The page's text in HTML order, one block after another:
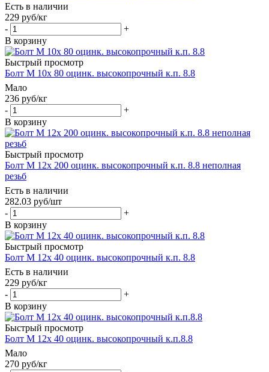
Есть в наличии
229 руб/кг
-
+
В корзину
Быстрый просмотр
Болт М 10х 80 оцинк. высокопрочный к.п. 8.8
Мало
236 руб/кг
-
+
В корзину
Быстрый просмотр
Болт М 12х 200 оцинк. высокопрочный к.п. 8.8 неполная
резьб
Есть в наличии
282.03 руб/шт
-
+
В корзину
Быстрый просмотр
Болт М 12х 40 оцинк. высокопрочный к.п. 8.8
Есть в наличии
229 руб/кг
-
+
В корзину
Быстрый просмотр
Болт М 12х 40 оцинк. высокопрочный к.п.8.8
Мало
270 руб/кг